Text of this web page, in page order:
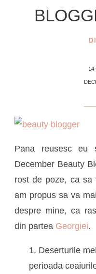
14
Pana reusesc eu
December Beauty
rost de poze, ca sa
am propus sa va
despre mine, ca
din partea Georgiei.
1. Deserturile
perioada